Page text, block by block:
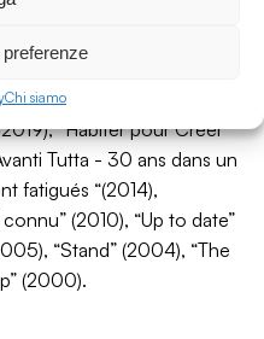
Chi siamo
Pour une thèse vivante in
Tra gli spettacoli più
episodi performativi
“Habiter pour Créer”
Tutta - 30 ans dans un
fatigués “(2014),
(2010), “Up to date”
“Stand” (2004), “The
(2000).